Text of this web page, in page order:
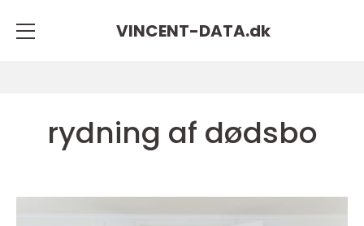
VINCENT-DATA.dk
rydning af dødsbo